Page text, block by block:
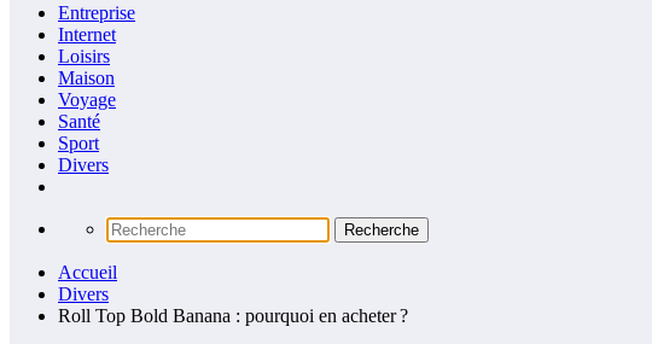
Entreprise
Internet
Loisirs
Maison
Voyage
Santé
Sport
Divers
Accueil
Divers
Roll Top Bold Banana : pourquoi en acheter ?